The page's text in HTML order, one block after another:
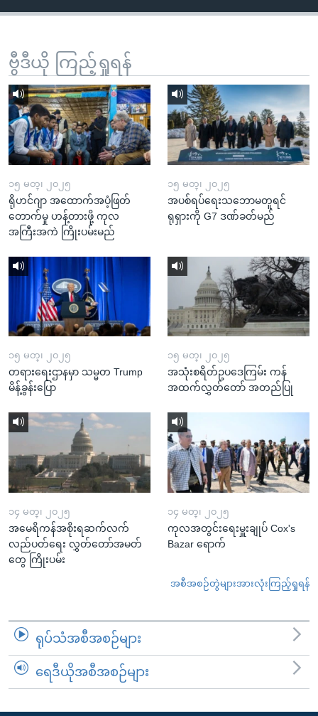
ဗွီဒီယို ကြည့်ရှုရန်
၁၅ မတ္၊ ၂၀၂၅
ရိုဟင်ဂျာ အထောက်အပံ့ဖြတ်
တောက်မှု ဟန့်တားဖို့ ကုလ
အကြီးအကဲ ကြိုးပမ်းမည်
၁၅ မတ္၊ ၂၀၂၅
အပစ်ရပ်ရေးသဘောမတူရင်
ရုရှားကို G7 ဒဏ်ခတ်မည်
၁၅ မတ္၊ ၂၀၂၅
တရားရေးဌာနမှာ သမ္မတ Trump
မိန့်ခွန်းပြော
၁၅ မတ္၊ ၂၀၂၅
အသုံးစရိတ်ဥပဒေကြမ်း ကန်
အထက်လွှတ်တော် အတည်ပြု
၁၄ မတ္၊ ၂၀၂၅
အမေရိကန်အစိုးရဆက်လက်
လည်ပတ်ရေး လွှတ်တော်အမတ်
တွေ ကြိုးပမ်း
၁၄ မတ္၊ ၂၀၂၅
ကုလအတွင်းရေးမှူးချုပ် Cox's
Bazar ရောက်
အစီအစဉ်တွဲများအားလုံးကြည့်ရှုရန်
ရုပ်သံအစီအစဉ်များ
ရေဒီယိုအစီအစဉ်များ